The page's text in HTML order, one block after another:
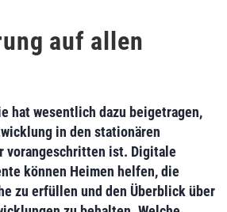
auf allen
hat wesentlich dazu beigetragen,
in den stationären
vorangeschritten ist. Digitale
können Heimen helfen, die
zu erfüllen und den Überblick über